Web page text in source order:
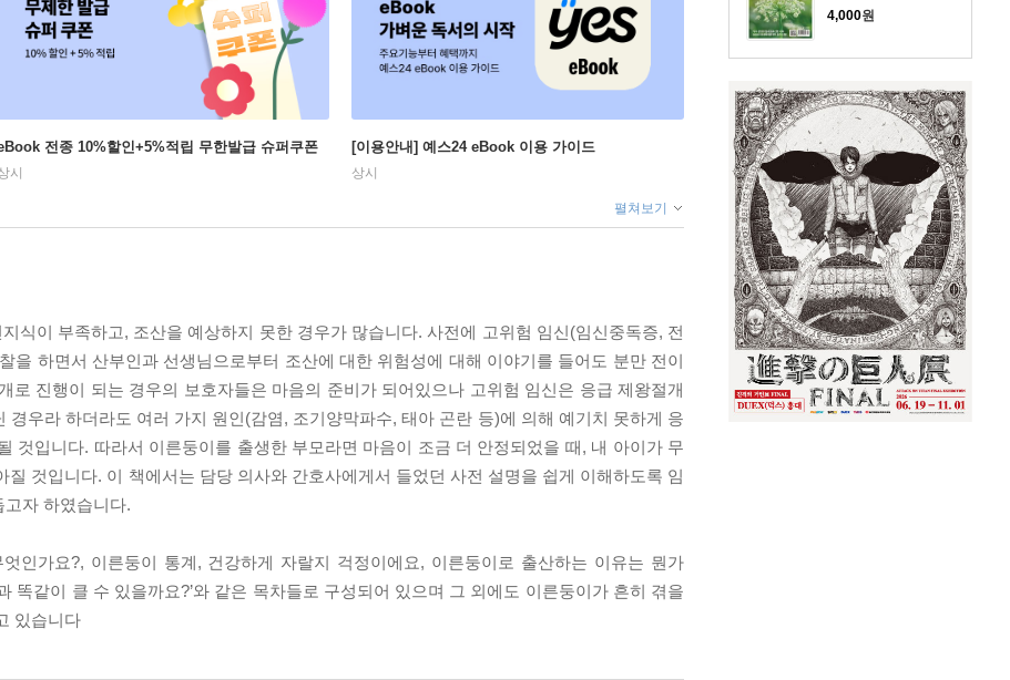
4,000원
전종 10%할인+5%적립 무한발급 슈퍼쿠폰
시
[이용안내] 예스24 eBook 이용 가이드
상시
펼쳐보기
식이 부족하고, 조산을 예상하지 못한 경우가 많습니다. 사전에 고위험 임신(임신중독증, 전
을 하면서 산부인과 선생님으로부터 조산에 대한 위험성에 대해 이야기를 들어도 분만 전이
로 진행이 되는 경우의 보호자들은 마음의 준비가 되어있으나 고위험 임신은 응급 제왕절개
우라 하더라도 여러 가지 원인(감염, 조기양막파수, 태아 곤란 등)에 의해 예기치 못하게 응
것입니다. 따라서 이른둥이를 출생한 부모라면 마음이 조금 더 안정되었을 때, 내 아이가 무
것입니다. 이 책에서는 담당 의사와 간호사에게서 들었던 사전 설명을 쉽게 이해하도록 임
자 하였습니다.
인가요?, 이른둥이 통계, 건강하게 자랄지 걱정이에요, 이른둥이로 출산하는 이유는 뭔가
똑같이 클 수 있을까요?’와 같은 목차들로 구성되어 있으며 그 외에도 이른둥이가 흔히 겪을
있습니다